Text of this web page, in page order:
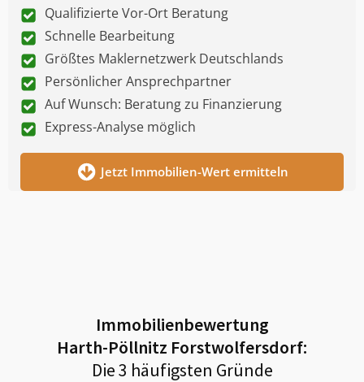
Qualifizierte Vor-Ort Beratung
Schnelle Bearbeitung
Größtes Maklernetzwerk Deutschlands
Persönlicher Ansprechpartner
Auf Wunsch: Beratung zu Finanzierung
Express-Analyse möglich
Jetzt Immobilien-Wert ermitteln
Immobilienbewertung
Harth-Pöllnitz Forstwolfersdorf:
Die 3 häufigsten Gründe